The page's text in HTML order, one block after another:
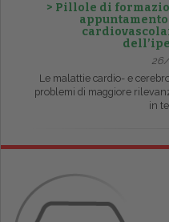
> Pillole di
Le malattie cardio- e
problemi di maggiore
in